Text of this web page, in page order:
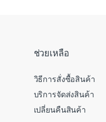
ช่วยเหลือ
วิธีการสั่งซื้อสินค้า
บริการจัดส่งสินค้า
เปลี่ยนคืนสินค้า